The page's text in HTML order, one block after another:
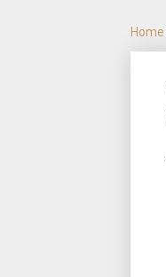
Home